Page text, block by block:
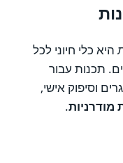
היא כלי חיוני לכל
תכנות עבור
וסיפוק אישי,
מודרניות.